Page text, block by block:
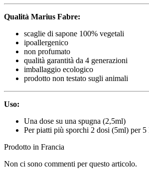
Qualità Marius Fabre:
scaglie di sapone 100% vegetali
ipoallergenico
non profumato
qualità garantità da 4 generazioni
imballaggio ecologico
prodotto non testato sugli animali
Uso:
Una dose su una spugna (2,5ml)
Per piatti più sporchi 2 dosi (5ml) per 5
Prodotto in Francia
Non ci sono commenti per questo articolo.